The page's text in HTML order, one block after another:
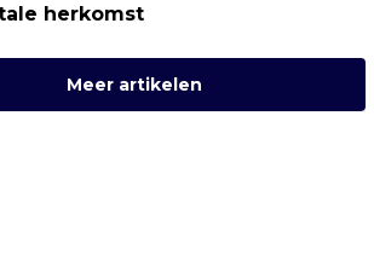
herkomst
Meer artikelen